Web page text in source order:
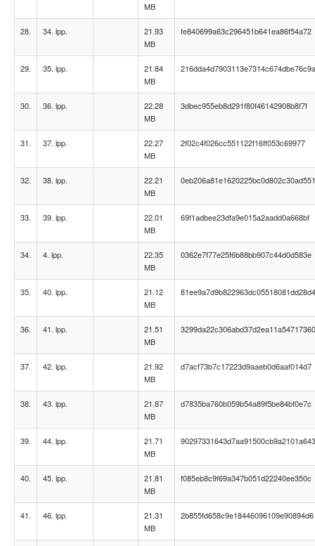
MB
28. 34. lpp.
21.93
MB
fe840699a63c296451b641ea86f54a72
29. 35. lpp.
21.84
MB
216dda4d7903113e7314c674dbe76c9a
30. 36. lpp.
22.28
MB
3dbec955eb8d291f80f46142908b8f7f
31. 37. lpp.
22.27
MB
2f02c4f026cc551122f16ff053c69977
32. 38. lpp.
22.21
MB
0eb206a81e1620225bc0d802c30ad551
33. 39. lpp.
22.01
MB
69f1adbee23dfa9e015a2aadd0a668bf
34. 4. lpp.
22.35
MB
0362e7f77e25f6b88bb907c44d0d583e
35. 40. lpp.
21.12
MB
81ee9a7d9b822963dc05518081dd28d4
36. 41. lpp.
21.51
MB
3299da22c306abd37d2ea11a54717360
37. 42. lpp.
21.92
MB
d7acf73b7c17223d9aaeb0d6aaf014d7
38. 43. lpp.
21.87
MB
d7835ba760b059b54a89f5be84bf0e7c
39. 44. lpp.
21.71
MB
90297331643d7aa91500cb9a2101a643
40. 45. lpp.
21.81
MB
f085eb8c9f69a347b051d22240ee350c
41. 46. lpp.
21.31
MB
2b855fd658c9e18446096109e90894d6